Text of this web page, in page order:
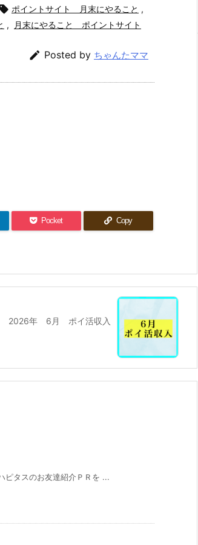
ポイントサイト 月末にやること ,
, 月末にやること ポイントサイト
 Posted by ちゃんたママ
Pocket Copy
2026年 6月 ポイ活収入
ピタスのお友達紹介ＰＲを ...